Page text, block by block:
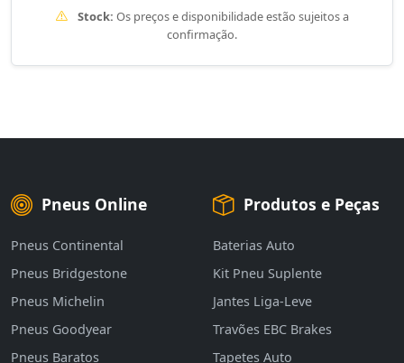
Stock: Os preços e disponibilidade estão sujeitos a
confirmação.
Pneus Online
Pneus Continental
Pneus Bridgestone
Pneus Michelin
Pneus Goodyear
Pneus Baratos
Produtos e Peças
Baterias Auto
Kit Pneu Suplente
Jantes Liga-Leve
Travões EBC Brakes
Tapetes Auto